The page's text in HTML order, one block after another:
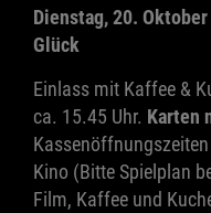
Dienstag, 20.
Glück
Einlass mit Kaffee &
ca. 15.45 Uhr. Karten
Kino (Bitte Spielplan
Film, Kaffee und